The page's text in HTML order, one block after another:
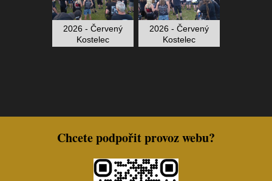
2026 - Červený
Kostelec
2026 - Červený
Kostelec
Chcete podpořit provoz webu?